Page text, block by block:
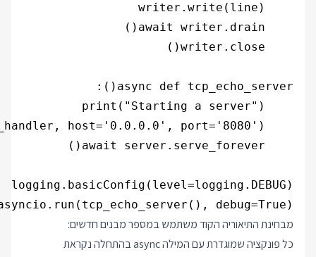
debug=True)
מבחינת התיאוריה הקוד משתמש במספר מבנים חדשים:
כל פונקציה שמוגדרת עם המילה async בהתחלה נקראת